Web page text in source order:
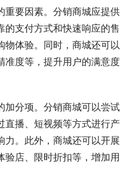
重要因素。分销商城应提供
的支付方式和快速响应的售
物体验。同时，商城还可以
准度等，提升用户的满意度
加分项。分销商城可以尝试
直播、短视频等方式进行产
力。此外，商城还可以开展
验店、限时折扣等，增加用